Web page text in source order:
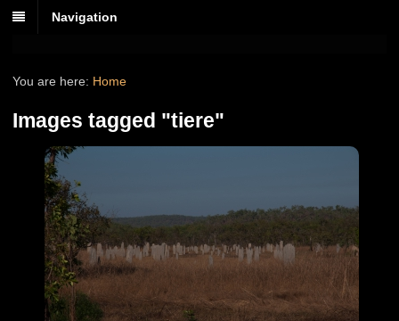
Navigation
You are here: Home
Images tagged "tiere"